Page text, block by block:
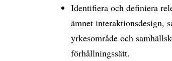
Identifiera och definiera
ämnet interaktionsdesign,
yrkesområde och
förhållningssätt.